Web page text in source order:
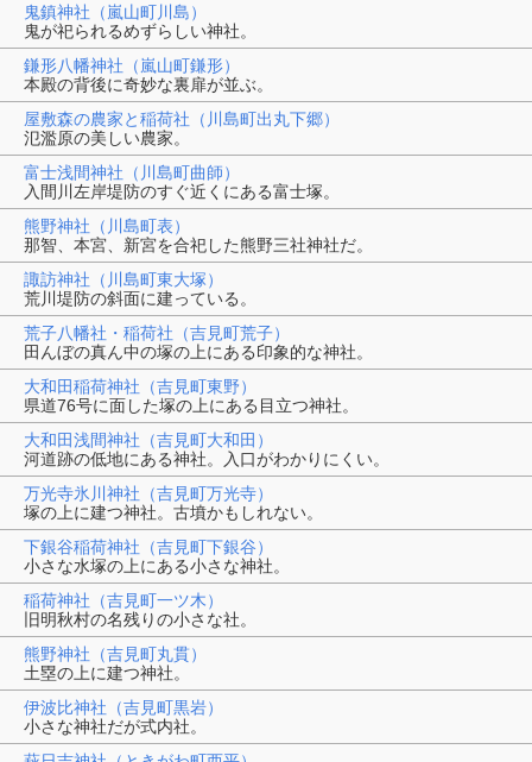
鬼鎮神社（嵐山町川島）
鬼が祀られるめずらしい神社。
鎌形八幡神社（嵐山町鎌形）
本殿の背後に奇妙な裏扉が並ぶ。
屋敷森の農家と稲荷社（川島町出丸下郷）
氾濫原の美しい農家。
富士浅間神社（川島町曲師）
入間川左岸堤防のすぐ近くにある富士塚。
熊野神社（川島町表）
那智、本宮、新宮を合祀した熊野三社神社だ。
諏訪神社（川島町東大塚）
荒川堤防の斜面に建っている。
荒子八幡社・稲荷社（吉見町荒子）
田んぼの真ん中の塚の上にある印象的な神社。
大和田稲荷神社（吉見町東野）
県道76号に面した塚の上にある目立つ神社。
大和田浅間神社（吉見町大和田）
河道跡の低地にある神社。入口がわかりにくい。
万光寺氷川神社（吉見町万光寺）
塚の上に建つ神社。古墳かもしれない。
下銀谷稲荷神社（吉見町下銀谷）
小さな水塚の上にある小さな神社。
稲荷神社（吉見町一ツ木）
旧明秋村の名残りの小さな社。
熊野神社（吉見町丸貫）
土塁の上に建つ神社。
伊波比神社（吉見町黒岩）
小さな神社だが式内社。